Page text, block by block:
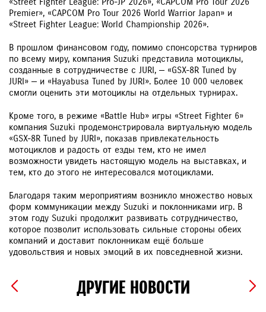
Premier», «CAPCOM Pro Tour 2026 World Warrior Japan» и
«Street Fighter League: World Championship 2026».
В прошлом финансовом году, помимо спонсорства турниров
по всему миру, компания Suzuki представила мотоциклы,
созданные в сотрудничестве с JURI, — «GSX-8R Tuned by
JURI» — и «Hayabusa Tuned by JURI». Более 10 000 человек
смогли оценить эти мотоциклы на отдельных турнирах.
Кроме того, в режиме «Battle Hub» игры «Street Fighter 6»
компания Suzuki продемонстрировала виртуальную модель
«GSX-8R Tuned by JURI», показав привлекательность
мотоциклов и радость от езды тем, кто не имел
возможности увидеть настоящую модель на выставках, и
тем, кто до этого не интересовался мотоциклами.
Благодаря таким мероприятиям возникло множество новых
форм коммуникации между Suzuki и поклонниками игр. В
этом году Suzuki продолжит развивать сотрудничество,
которое позволит использовать сильные стороны обеих
компаний и доставит поклонникам ещё больше
удовольствия и новых эмоций в их повседневной жизни.
ДРУГИЕ НОВОСТИ